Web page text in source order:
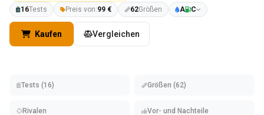
16Tests Preis von:99 € 62Größen A C
Kaufen Vergleichen
Tests (16) Größen (62)
Rivalen Vor- und Nachteile